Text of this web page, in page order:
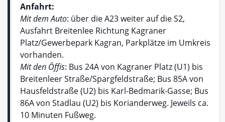
Anfahrt:
Mit dem Auto: über die A23 weiter auf die S2,
Ausfahrt Breitenlee Richtung Kagraner
Platz/Gewerbepark Kagran, Parkplätze im Umkreis
vorhanden.
Mit den Öffis: Bus 24A von Kagraner Platz (U1) bis
Breitenleer Straße/Spargfeldstraße; Bus 85A von
Hausfeldstraße (U2) bis Karl-Bedmarik-Gasse; Bus
86A von Stadlau (U2) bis Korianderweg. Jeweils ca.
10 Minuten Fußweg.